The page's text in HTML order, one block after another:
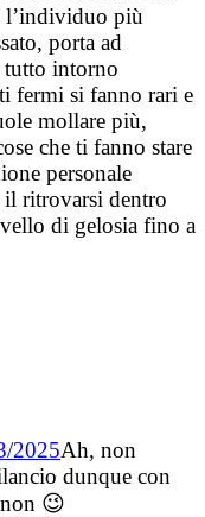
l’individuo più
porta ad
tutto intorno
fermi si fanno rari e
mollare più,
che ti fanno stare
personale
il ritrovarsi dentro
di gelosia fino a
2025Ah, non
dunque con
😉